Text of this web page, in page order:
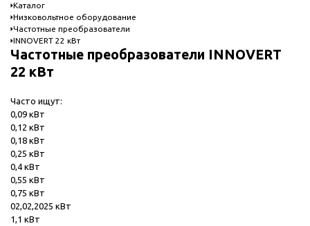
Каталог
Низковольтное оборудование
Частотные преобразователи
INNOVERT 22 кВт
Частотные преобразователи INNOVERT
22 кВт
Часто ищут:
0,09 кВт
0,12 кВт
0,18 кВт
0,25 кВт
0,4 кВт
0,55 кВт
0,75 кВт
02,02,2025 кВт
1,1 кВт